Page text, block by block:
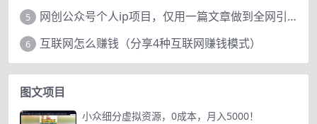
5 网创公众号个人ip项目，仅用一篇文章做到全网引流！
6 互联网怎么赚钱（分享4种互联网赚钱模式）
图文项目
小众细分虚拟资源，0成本，月入5000！